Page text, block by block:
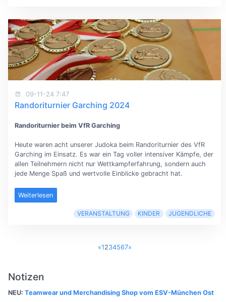
09-11-24 7:47
Randoriturnier Garching 2024
Randoriturnier beim VfR Garching
Heute waren acht unserer Judoka beim Randoriturnier des VfR
Garching im Einsatz. Es war ein Tag voller intensiver Kämpfe, der
allen Teilnehmern nicht nur Wettkampferfahrung, sondern auch
jede Menge Spaß und wertvolle Einblicke gebracht hat.
Weiterlesen
VERANSTALTUNG KINDER JUGENDLICHE
«1234567»
Notizen
NEU: Teamwear und Merchandising Shop vom ESV-München Ost